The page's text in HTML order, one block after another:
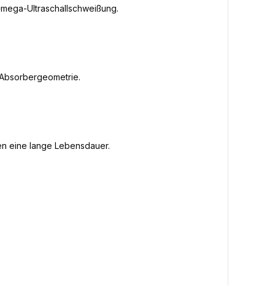
Ultraschallschweißung.
eine lange Lebensdauer.